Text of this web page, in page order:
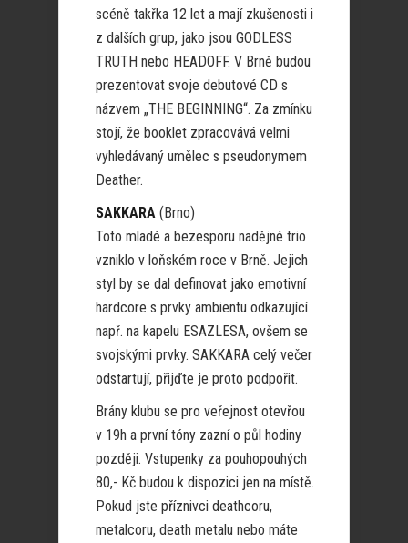
scéně takřka 12 let a mají zkušenosti i
z dalších grup, jako jsou GODLESS
TRUTH nebo HEADOFF. V Brně budou
prezentovat svoje debutové CD s
názvem „THE BEGINNING“. Za zmínku
stojí, že booklet zpracovává velmi
vyhledávaný umělec s pseudonymem
Deather.
SAKKARA (Brno)
Toto mladé a bezesporu nadějné trio
vzniklo v loňském roce v Brně. Jejich
styl by se dal definovat jako emotivní
hardcore s prvky ambientu odkazující
např. na kapelu ESAZLESA, ovšem se
svojskými prvky. SAKKARA celý večer
odstartují, přijďte je proto podpořit.
Brány klubu se pro veřejnost otevřou
v 19h a první tóny zazní o půl hodiny
později. Vstupenky za pouhopouhých
80,- Kč budou k dispozici jen na místě.
Pokud jste příznivci deathcoru,
metalcoru, death metalu nebo máte